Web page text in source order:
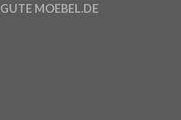
GUTE MOEBEL.DE